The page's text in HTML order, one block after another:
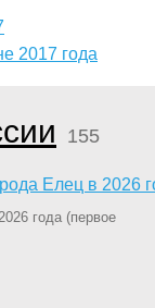
2017 года
155
Елец в 2026
года (первое